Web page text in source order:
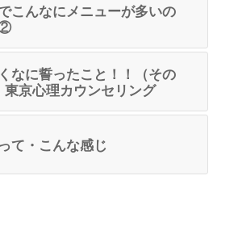
こんなにメニューが多いの
なに誓ったこと！！（その
東京心理カウンセリング
て・こんな感じ